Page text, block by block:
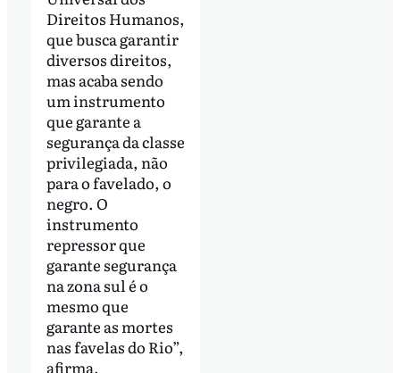
Direitos Humanos,
que busca garantir
diversos direitos,
mas acaba sendo
um instrumento
que garante a
segurança da classe
privilegiada, não
para o favelado, o
negro. O
instrumento
repressor que
garante segurança
na zona sul é o
mesmo que
garante as mortes
nas favelas do Rio”,
afirma.